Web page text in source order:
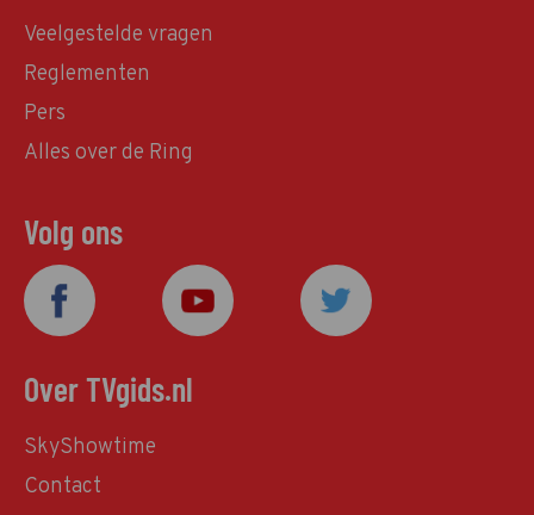
Veelgestelde vragen
Reglementen
Pers
Alles over de Ring
Volg ons
Over TVgids.nl
SkyShowtime
Contact